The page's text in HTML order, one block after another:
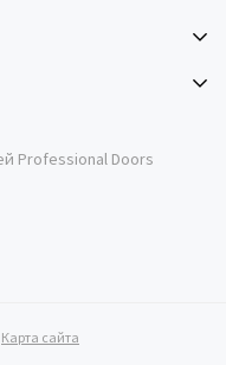
Professional Doors
Карта сайта